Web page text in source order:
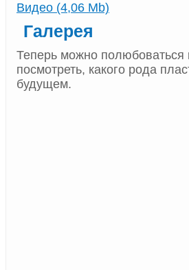
Видео (4,06 Mb)
Галерея
Теперь можно полюбоваться
посмотреть, какого рода
будущем.